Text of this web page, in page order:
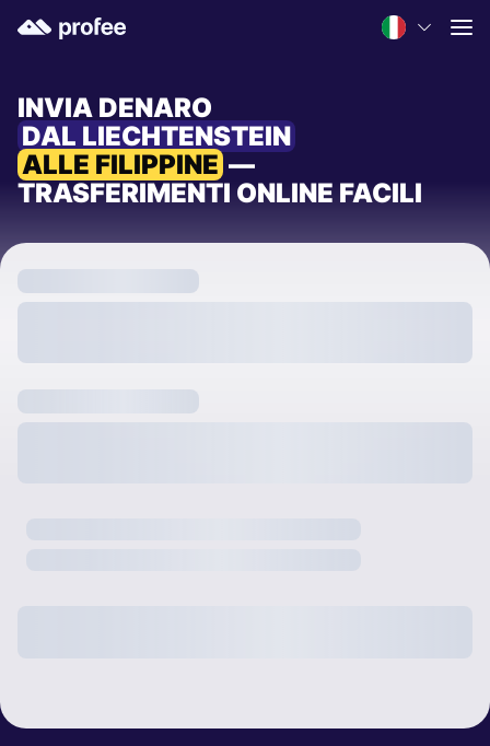
INVIA DENARO
DAL LIECHTENSTEIN
ALLE FILIPPINE —
TRASFERIMENTI ONLINE FACILI